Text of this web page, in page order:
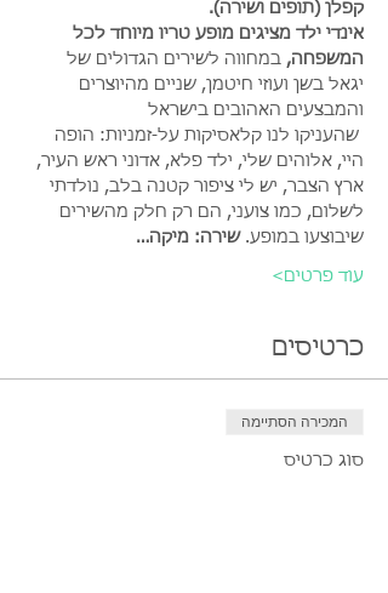
קפלן (תופים ושירה).
אינדי ילד מציגים מופע טריו מיוחד לכל
המשפחה, במחווה לשירים הגדולים של
יגאל בשן ועוזי חיטמן, שניים מהיוצרים
והמבצעים האהובים בישראל
שהעניקו לנו קלאסיקות על-זמניות: הופה
היי, אלוהים שלי, ילד פלא, אדוני ראש העיר,
ארץ הצבר, יש לי ציפור קטנה בלב, נולדתי
לשלום, כמו צועני, הם רק חלק מהשירים
שיבוצעו במופע. שירה: מיקה…
עוד פרטים>
כרטיסים
המכירה הסתיימה
סוג כרטיס